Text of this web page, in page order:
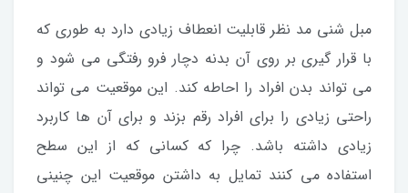
مبل شنی مد نظر قابلیت انعطاف زیادی دارد به طوری که
با قرار گیری بر روی آن بدنه دچار فرو رفتگی می شود و
می تواند بدن افراد را احاطه کند. این موقعیت می تواند
راحتی زیادی را برای افراد رقم بزند و برای آن ها کاربرد
زیادی داشته باشد. چرا که کسانی که از این سطح
استفاده می کنند تمایل به داشتن موقعیت این چنینی